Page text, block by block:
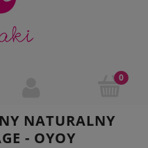
NATURALNY
- OYOY